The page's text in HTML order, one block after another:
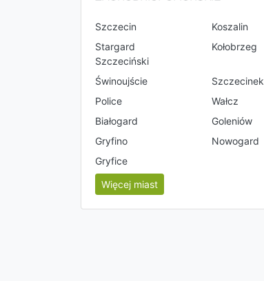
Szczecin
Koszalin
Stargard
Szczeciński
Kołobrzeg
Świnoujście
Szczecinek
Police
Wałcz
Białogard
Goleniów
Gryfino
Nowogard
Gryfice
Więcej miast